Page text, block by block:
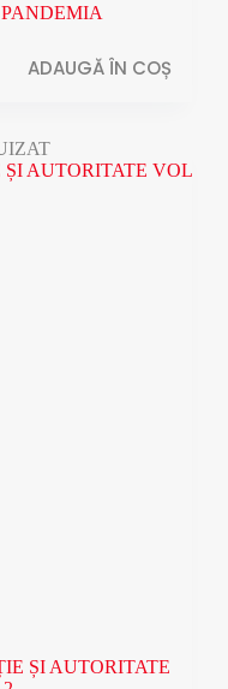
ADAUGĂ ÎN COȘ
ȘI AUTORITATE